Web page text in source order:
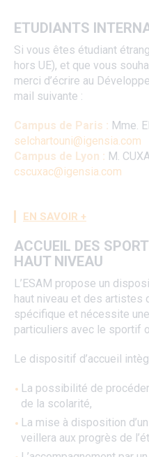
ETUDIANTS
Si vous êtes étudiant
hors UE), et que vous
merci d’écrire au
mail suivante :
Campus de Paris : Mme.
selchartouni@igensia.com
Campus de Lyon : M.
cscuxac@igensia.com
EN SAVOIR +
ACCUEIL DES
HAUT NIVEAU
L’ESAM propose un
haut niveau et des artistes
spécifique et nécessite
particuliers avec le sportif
Le dispositif d’accueil
La possibilité de
de la scolarité,
La mise à disposition
veillera aux progrès de